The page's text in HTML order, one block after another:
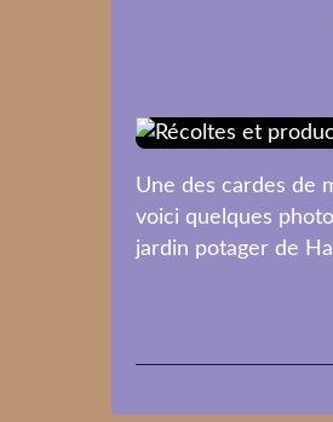
Une des cardes de
voici quelques
jardin potager de